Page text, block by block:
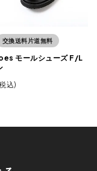
交換送料片道無料
モールシューズ F/L
込